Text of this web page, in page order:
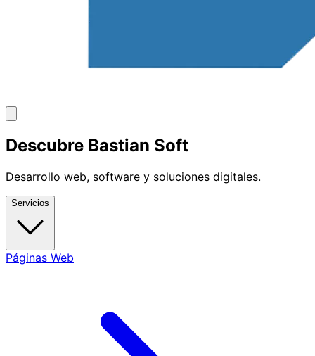
Descubre Bastian Soft
Desarrollo web, software y soluciones digitales.
Servicios
Páginas Web